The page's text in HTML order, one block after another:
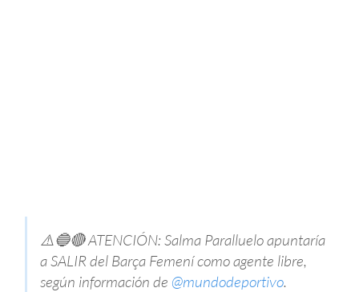
⚠️🔵🔴 ATENCIÓN: Salma Paralluelo apuntaría
a SALIR del Barça Femení como agente libre,
según información de @mundodeportivo.